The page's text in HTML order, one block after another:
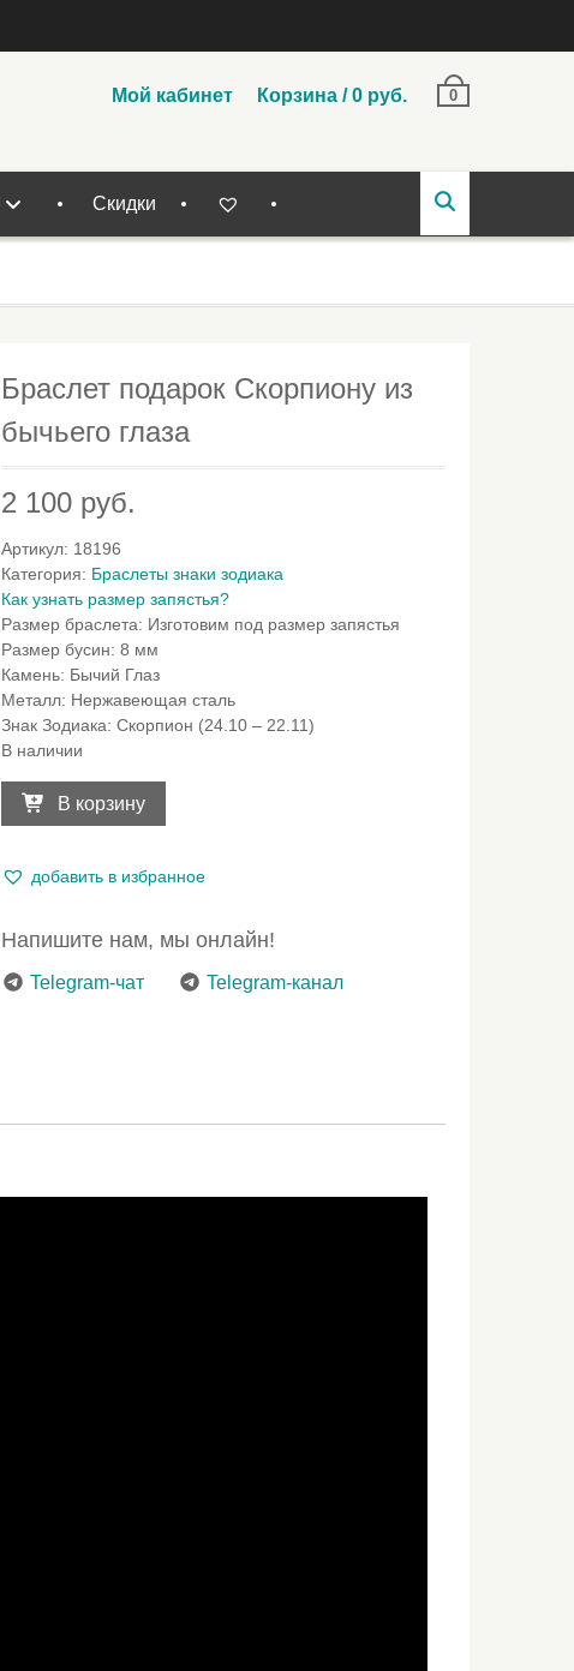
Мой кабинет Корзина /0 руб. 0
Скидки
Браслет подарок Скорпиону из
бычьего глаза
2 100 руб.
Артикул: 18196
Категория: Браслеты знаки зодиака
Как узнать размер запястья?
Размер браслета: Изготовим под размер запястья
Размер бусин:8 мм
Камень: Бычий Глаз
Металл: Нержавеющая сталь
Знак Зодиака:Скорпион (24.10 – 22.11)
В наличии
товара
Браслет
Скорпиону
глаза
В корзину
добавить в избранное
Напишите нам, мы онлайн!
Telegram-чат Telegram-канал